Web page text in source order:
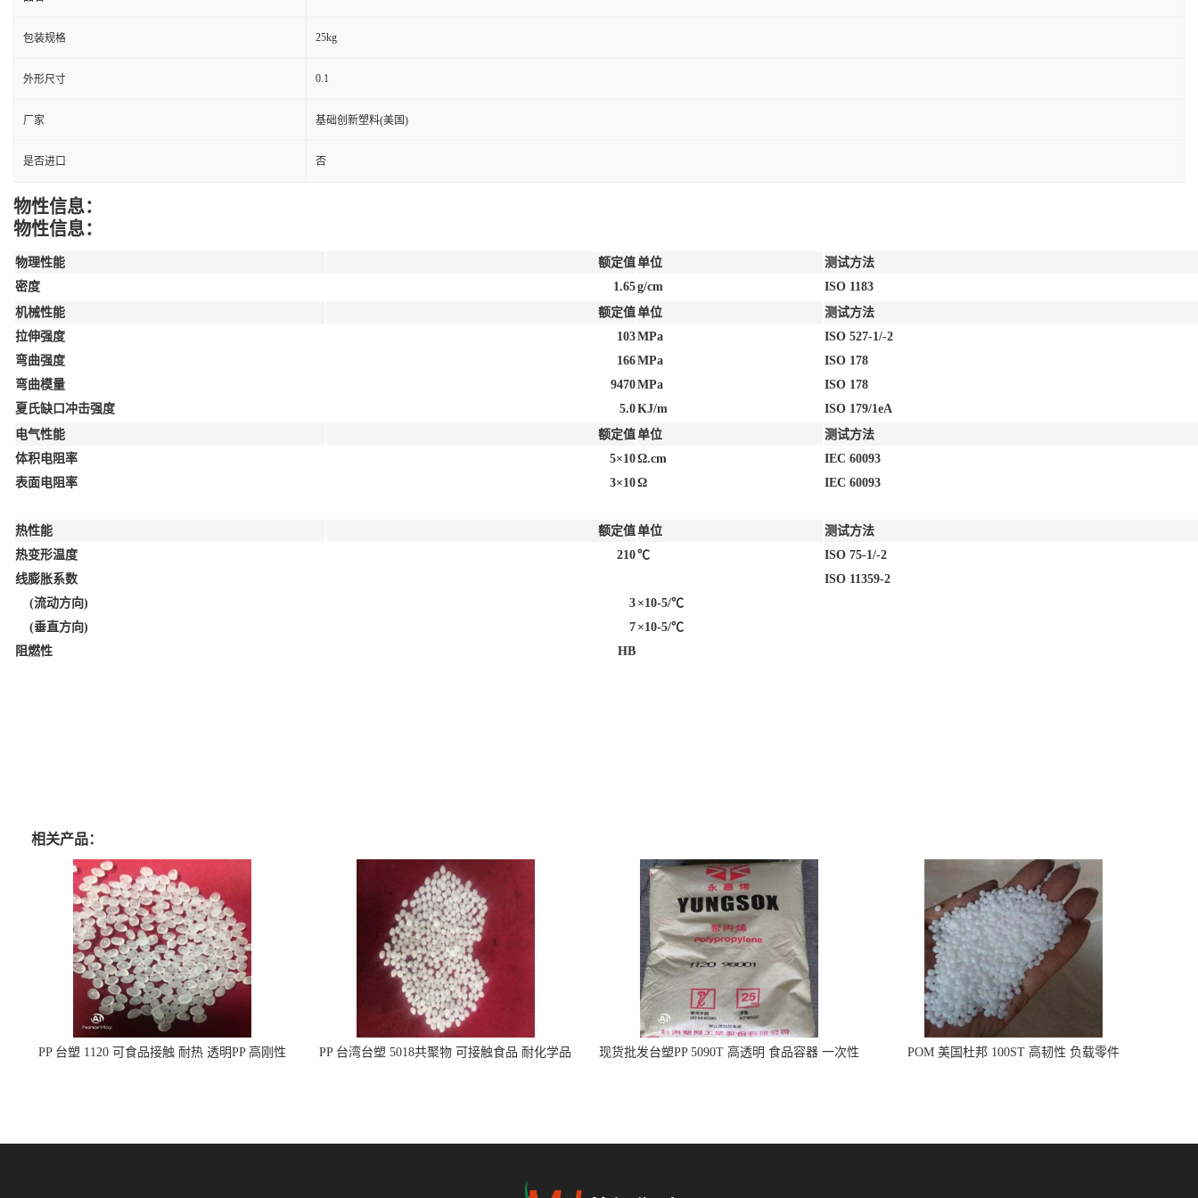
包装规格 25kg
外形尺寸 0.1
厂家 基础创新塑料(美国)
是否进口 否
物性信息：
物性信息：
物理性能 额定值单位
测试方法
密度
1.65g/cm
ISO 1183
机械性能
额定值单位
测试方法
拉伸强度
103MPa
ISO 527-1/-2
弯曲强度
166MPa
ISO 178
弯曲模量
9470MPa
ISO 178
夏氏缺口冲击强度
5.0KJ/m
ISO 179/1eA
电气性能
额定值单位
测试方法
体积电阻率
5×10Ω.cm
IEC 60093
表面电阻率
3×10Ω IEC 60093
热性能 额定值单位
测试方法
热变形温度
210℃
ISO 75-1/-2
线膨胀系数
ISO 11359-2
(流动方向)
3 ×10-5/℃
(垂直方向)
7 ×10-5/℃
阻燃性
HB
相关产品：
PP 台塑 1120 可食品接触 耐热 透明PP 高刚性
PP 台湾台塑 5018共聚物 可接触食品 耐化学品
现货批发台塑PP 5090T 高透明 食品容器 一次性
POM 美国杜邦 100ST 高韧性 负载零件